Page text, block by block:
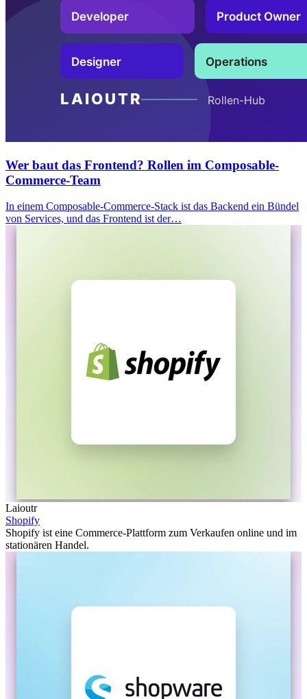
Wer baut das Frontend? Rollen im Composable-
Commerce-Team
In einem Composable-Commerce-Stack ist das Backend ein Bündel
von Services, und das Frontend ist der…
Laioutr
Shopify
Shopify ist eine Commerce-Plattform zum Verkaufen online und im
stationären Handel.